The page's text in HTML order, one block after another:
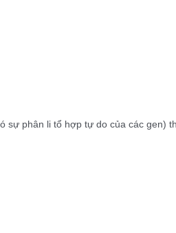
sự phân li tổ hợp tự do của các gen)